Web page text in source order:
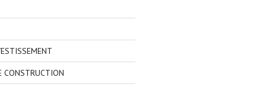
CONSTRUCTION